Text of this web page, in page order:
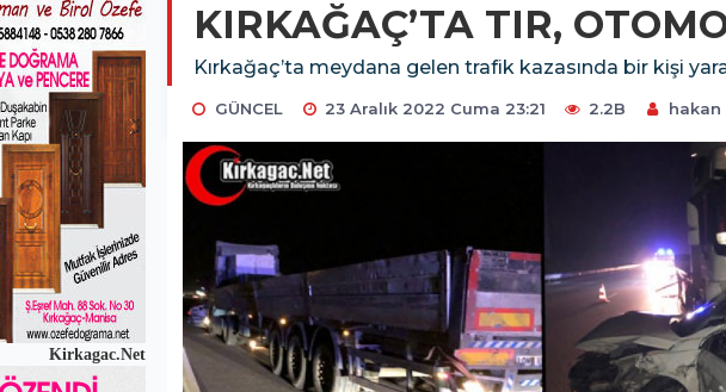
KIRKAĞAÇ’TA TIR,
Kırkağaç’ta meydana gelen trafik kazasında bir kişi
GÜNCEL 23 Aralık 2022 Cuma 23:21 2.2B
Kirkagac.Net